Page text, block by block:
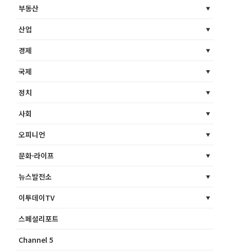
부동산
산업
경제
국제
정치
사회
오피니언
문화·라이프
뉴스발전소
이투데이TV
스페셜리포트
Channel 5